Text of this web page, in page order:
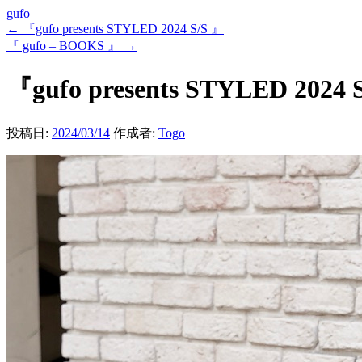
gufo
←
『gufo presents STYLED 2024 S/S 』
『 gufo – BOOKS 』
→
『gufo presents STYLED 2024
投稿日: 2024/03/14 作成者: Togo